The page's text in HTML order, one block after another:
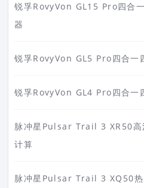
锐孚RovyVon GL15 Pro四合
器
锐孚RovyVon GL5 Pro四合一
锐孚RovyVon GL4 Pro四合一
脉冲星Pulsar Trail 3 XR50高
计算
脉冲星Pulsar Trail 3 XQ50热